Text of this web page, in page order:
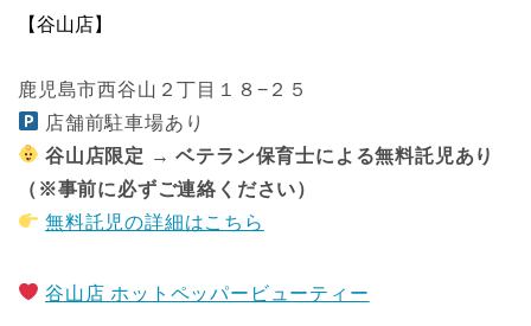
【谷山店】
鹿児島市西谷山２丁目１８−２５
店舗前駐車場あり
谷山店限定 → ベテラン保育士による無料託児あり
（※事前に必ずご連絡ください）
無料託児の詳細はこちら
谷山店 ホットペッパービューティー